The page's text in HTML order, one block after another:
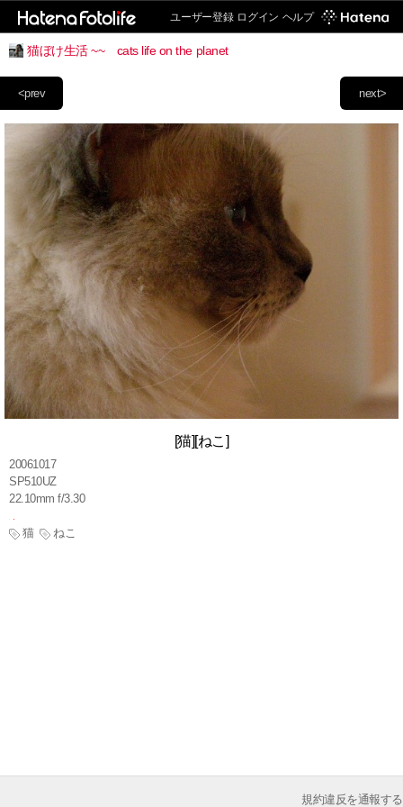
ユーザー登録 ログイン ヘルプ
猫ぼけ生活 ~~ cats life on the planet
next>
<prev
[猫][ねこ]
20061017
SP510UZ
22.10mm f/3.30
猫 ねこ
規約違反を通報する